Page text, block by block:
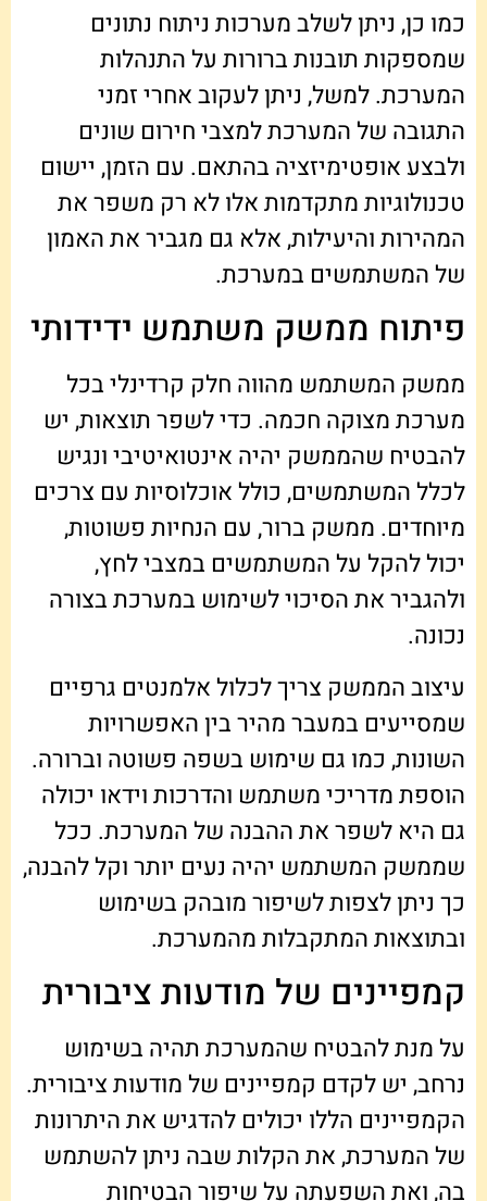
כמו כן, ניתן לשלב מערכות ניתוח נתונים
שמספקות תובנות ברורות על התנהלות
המערכת. למשל, ניתן לעקוב אחרי זמני
התגובה של המערכת למצבי חירום שונים
ולבצע אופטימיזציה בהתאם. עם הזמן, יישום
טכנולוגיות מתקדמות אלו לא רק משפר את
המהירות והיעילות, אלא גם מגביר את האמון
של המשתמשים במערכת.
פיתוח ממשק משתמש ידידותי
ממשק המשתמש מהווה חלק קרדינלי בכל
מערכת מצוקה חכמה. כדי לשפר תוצאות, יש
להבטיח שהממשק יהיה אינטואיטיבי ונגיש
לכלל המשתמשים, כולל אוכלוסיות עם צרכים
מיוחדים. ממשק ברור, עם הנחיות פשוטות,
יכול להקל על המשתמשים במצבי לחץ,
ולהגביר את הסיכוי לשימוש במערכת בצורה
נכונה.
עיצוב הממשק צריך לכלול אלמנטים גרפיים
שמסייעים במעבר מהיר בין האפשרויות
השונות, כמו גם שימוש בשפה פשוטה וברורה.
הוספת מדריכי משתמש והדרכות וידאו יכולה
גם היא לשפר את ההבנה של המערכת. ככל
שממשק המשתמש יהיה נעים יותר וקל להבנה,
כך ניתן לצפות לשיפור מובהק בשימוש
ובתוצאות המתקבלות מהמערכת.
קמפיינים של מודעות ציבורית
על מנת להבטיח שהמערכת תהיה בשימוש
נרחב, יש לקדם קמפיינים של מודעות ציבורית.
הקמפיינים הללו יכולים להדגיש את היתרונות
של המערכת, את הקלות שבה ניתן להשתמש
בה, ואת השפעתה על שיפור הבטיחות